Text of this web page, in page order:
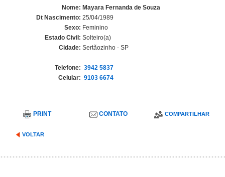
Nome: Mayara Fernanda de Souza
Dt Nascimento: 25/04/1989
Sexo: Feminino
Estado Civil: Solteiro(a)
Cidade: Sertãozinho - SP
Telefone: 3942 5837
Celular: 9103 6674
PRINT CONTATO COMPARTILHAR
VOLTAR